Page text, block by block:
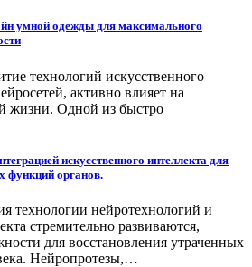
умной одежды для максимального
технологий искусственного
активно влияет на
жизни. Одной из быстро
искусственного интеллекта для
функций органов.
технологии нейротехнологий и
стремительно развиваются,
для восстановления утраченных
Нейропротезы,…